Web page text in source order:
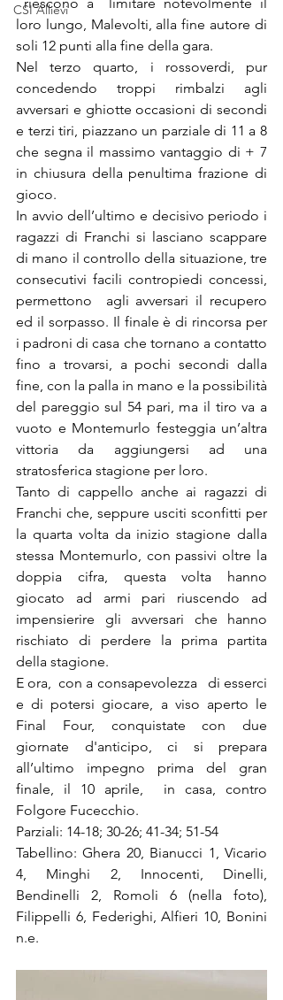
CSI Allievi
loro lungo, Malevolti, alla fine autore di
soli 12 punti alla fine della gara.
Nel terzo quarto, i rossoverdi, pur
concedendo troppi rimbalzi agli
avversari e ghiotte occasioni di secondi
e terzi tiri, piazzano un parziale di 11 a 8
che segna il massimo vantaggio di + 7
in chiusura della penultima frazione di
gioco.
In avvio dell’ultimo e decisivo periodo i
ragazzi di Franchi si lasciano scappare
di mano il controllo della situazione, tre
consecutivi facili contropiedi concessi,
permettono  agli avversari il recupero
ed il sorpasso. Il finale è di rincorsa per
i padroni di casa che tornano a contatto
fino a trovarsi, a pochi secondi dalla
fine, con la palla in mano e la possibilità
del pareggio sul 54 pari, ma il tiro va a
vuoto e Montemurlo festeggia un’altra
vittoria da aggiungersi ad una
stratosferica stagione per loro.
Tanto di cappello anche ai ragazzi di
Franchi che, seppure usciti sconfitti per
la quarta volta da inizio stagione dalla
stessa Montemurlo, con passivi oltre la
doppia cifra, questa volta hanno
giocato ad armi pari riuscendo ad
impensierire gli avversari che hanno
rischiato di perdere la prima partita
della stagione.
E ora,  con a consapevolezza   di esserci
e di potersi giocare, a viso aperto le
Final Four, conquistate con due
giornate d'anticipo, ci si prepara
all’ultimo impegno prima del gran
finale, il 10 aprile,  in casa, contro
Folgore Fucecchio.
Parziali: 14-18; 30-26; 41-34; 51-54
Tabellino: Ghera 20, Bianucci 1, Vicario
4, Minghi 2, Innocenti, Dinelli,
Bendinelli 2, Romoli 6 (nella foto),
Filippelli 6, Federighi, Alfieri 10, Bonini
n.e.